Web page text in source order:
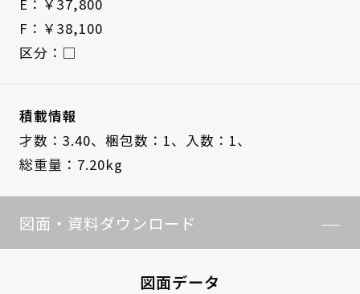
E：￥37,800
F：￥38,100
区分：□
積載情報
才数：3.40、 梱包数：1、 入数：1、
総重量：7.20kg
図面・資料ダウンロード
図面データ